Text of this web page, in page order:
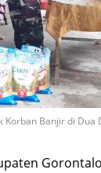
Banjir di Dua